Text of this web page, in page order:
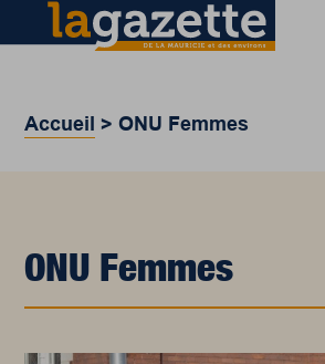
Accueil >ONU Femmes
ONU Femmes